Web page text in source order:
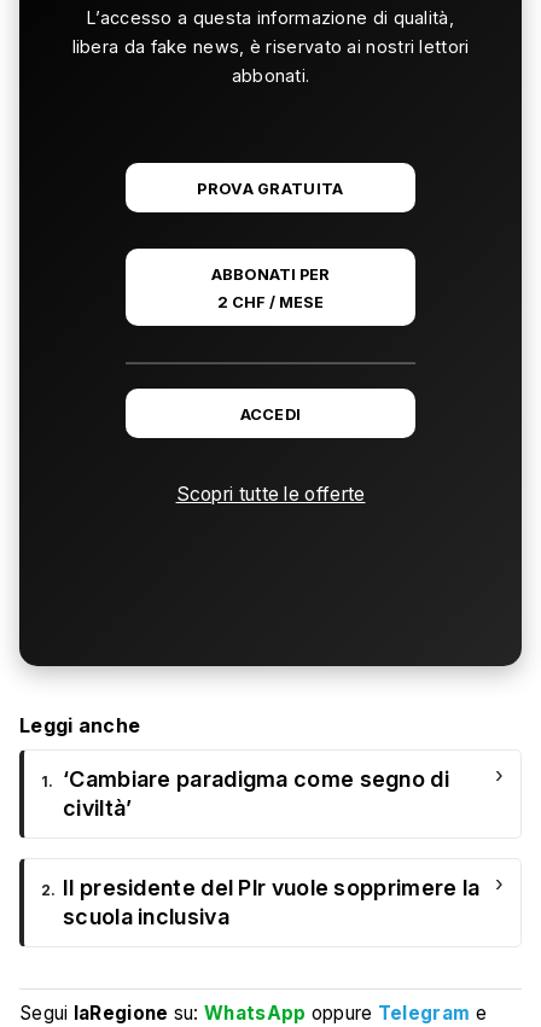
L’accesso a questa informazione di qualità,
libera da fake news, è riservato ai nostri lettori
abbonati.
PROVA GRATUITA
ABBONATI PER
2 CHF / MESE
ACCEDI
Scopri tutte le offerte
Leggi anche
1.
‘Cambiare paradigma come segno di
civiltà’
›
2. Il presidente del Plr vuole sopprimere la
scuola inclusiva
›
Segui laRegione su:WhatsApp oppure Telegram e